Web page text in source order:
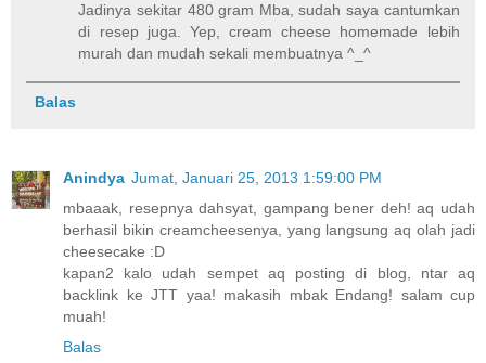
Jadinya sekitar 480 gram Mba, sudah saya cantumkan
di resep juga. Yep, cream cheese homemade lebih
murah dan mudah sekali membuatnya ^_^
Balas
Anindya Jumat, Januari 25, 2013 1:59:00 PM
mbaaak, resepnya dahsyat, gampang bener deh! aq udah
berhasil bikin creamcheesenya, yang langsung aq olah jadi
cheesecake :D
kapan2 kalo udah sempet aq posting di blog, ntar aq
backlink ke JTT yaa! makasih mbak Endang! salam cup
muah!
Balas